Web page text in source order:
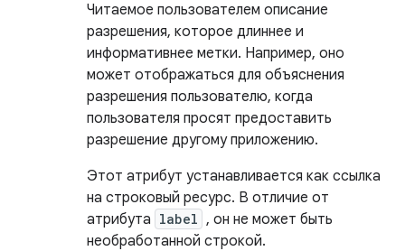
Читаемое пользователем описание
разрешения, которое длиннее и
информативнее метки. Например, оно
может отображаться для объяснения
разрешения пользователю, когда
пользователя просят предоставить
разрешение другому приложению.
Этот атрибут устанавливается как ссылка
на строковый ресурс. В отличие от
атрибута label , он не может быть
необработанной строкой.